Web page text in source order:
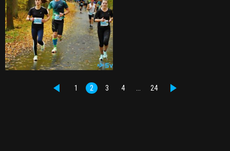
PŘEDCHOZÍ
1 2 3 4 … 24
DALŠÍ